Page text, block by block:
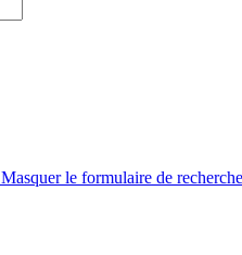
Masquer le formulaire de recherche